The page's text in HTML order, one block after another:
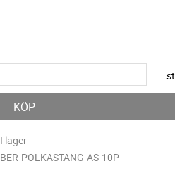
st
KÖP
I lager
BER-POLKASTANG-AS-10P